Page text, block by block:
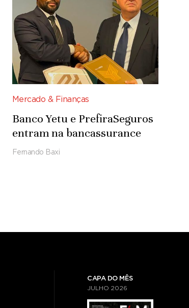
Mercado & Finanças
Banco Yetu e PrefiraSeguros
entram na bancassurance
Fernando Baxi
CAPA DO MÊS
JULHO 2026